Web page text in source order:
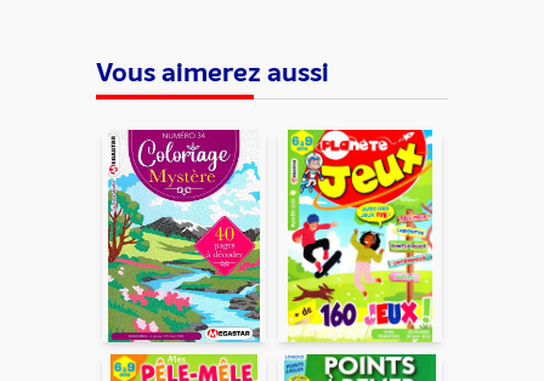
ENVOYER
En partageant du contenu, vous acceptez que ces
informations soient traitées par ADLPartner (groupe
Dékuple), responsable de traitement, pour donner suite à
votre demande de recommandation auprès de votre ami.
Vous aimerez aussi